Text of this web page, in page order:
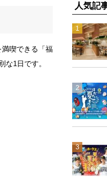
喫できる「福
な1日です。
人気記